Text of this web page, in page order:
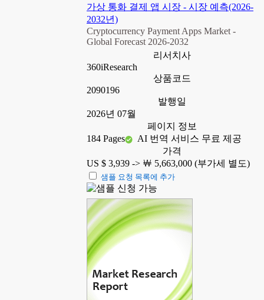
가상 통화 결제 앱 시장 - 시장 예측(2026-
2032년)
Cryptocurrency Payment Apps Market -
Global Forecast 2026-2032
리서치사
360iResearch
상품코드
2090196
발행일
2026년 07월
페이지 정보
184 Pages
AI 번역 서비스 무료 제공
가격
US $ 3,939 -> ￦ 5,663,000 (부가세 별도)
샘플 요청 목록에 추가